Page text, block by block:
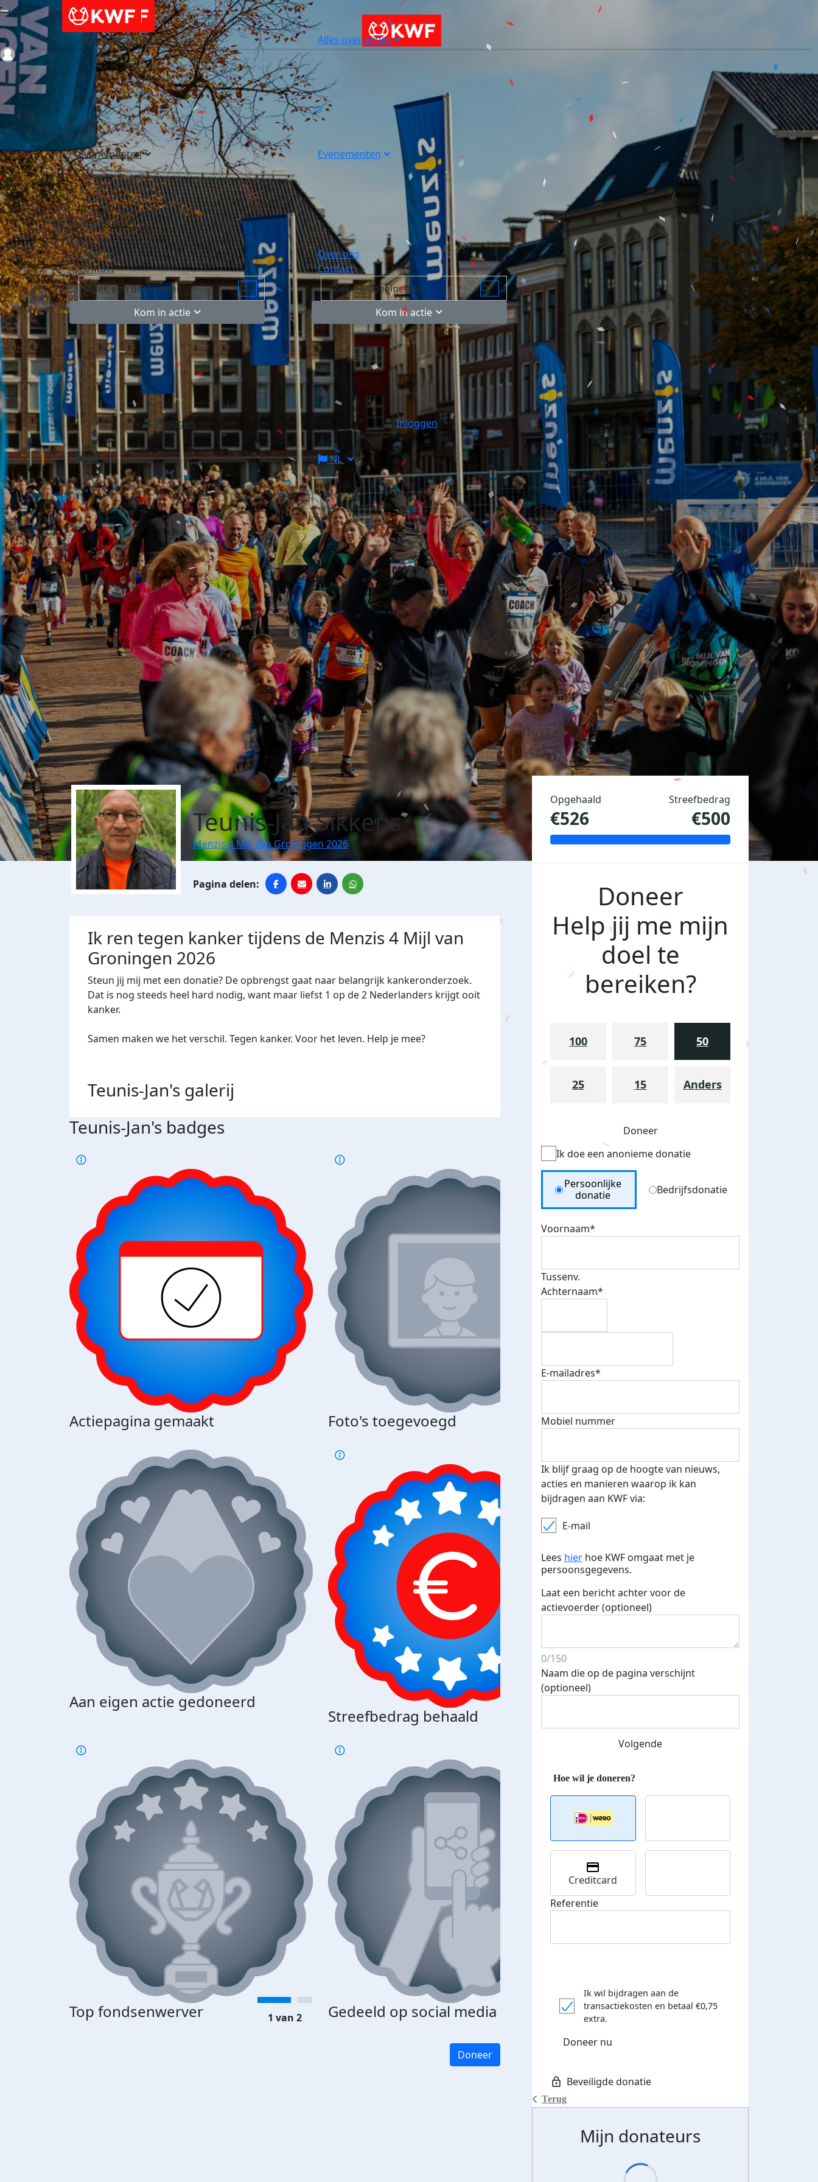
Alles over acties
Evenementen
Over ons
Contact
Kom in actie
Inloggen
NL
Alles over acties
Evenementen
Over ons
Contact
Kom in actie
Inloggen
NL
Login
Teunis-Jan Sikkens
Menzis 4 Mijl van Groningen 2026
Ik ren tegen kanker tijdens de Menzis 4 Mijl van
Groningen 2026
Steun jij mij met een donatie? De opbrengst gaat naar belangrijk kankeronderzoek.
Dat is nog steeds heel hard nodig, want maar liefst 1 op de 2 Nederlanders krijgt ooit
kanker.
Samen maken we het verschil. Tegen kanker. Voor het leven. Help je mee?
Teunis-Jan's galerij
Teunis-Jan's badges
Actiepagina gemaakt Foto's toegevoegd E-mails verstuurd
Aan eigen actie gedoneerd
Streefbedrag behaald
Top fondsenwerver Gedeeld op social media Donateurs bedankt
je je speciale KWF t-shirt!
1 van 2
Doneer
Opgehaald
€526
Streefbedrag
€500
Doneer
Help jij me mijn
doel te
bereiken?
100 75 50
25 15 Anders
Doneer
Ik doe een anonieme donatie
Donation Type
Persoonlijke
donatie
Bedrijfsdonatie
Voornaam*
Tussenv.
Achternaam*
E-mailadres*
Mobiel nummer
Ik blijf graag op de hoogte van nieuws,
acties en manieren waarop ik kan
bijdragen aan KWF via:
E-mail
Lees hier hoe KWF omgaat met je
persoonsgegevens.
Laat een bericht achter voor de
actievoerder (optioneel)
0/150
Naam die op de pagina verschijnt
(optioneel)
Volgende
Terug
Creditcard
Referentie
Ik wil bijdragen aan de
transactiekosten en betaal €0,75
extra.
Doneer nu
Mijn donateurs